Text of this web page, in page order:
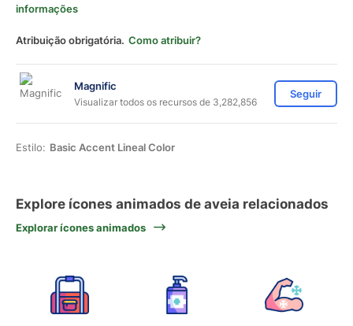
informações
Atribuição obrigatória. Como atribuir?
Magnific
Visualizar todos os recursos de 3,282,856
Seguir
Estilo: Basic Accent Lineal Color
Explore ícones animados de aveia relacionados
Explorar ícones animados